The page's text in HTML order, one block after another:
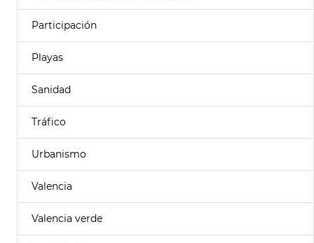
Participación
Playas
Sanidad
Tráfico
Urbanismo
Valencia
Valencia verde